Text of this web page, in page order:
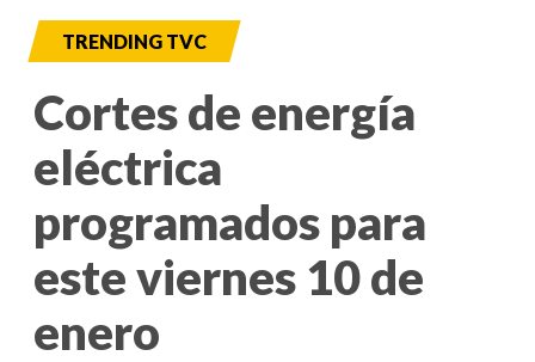
TRENDING TVC
Cortes de energía
eléctrica
programados para
este viernes 10 de
enero